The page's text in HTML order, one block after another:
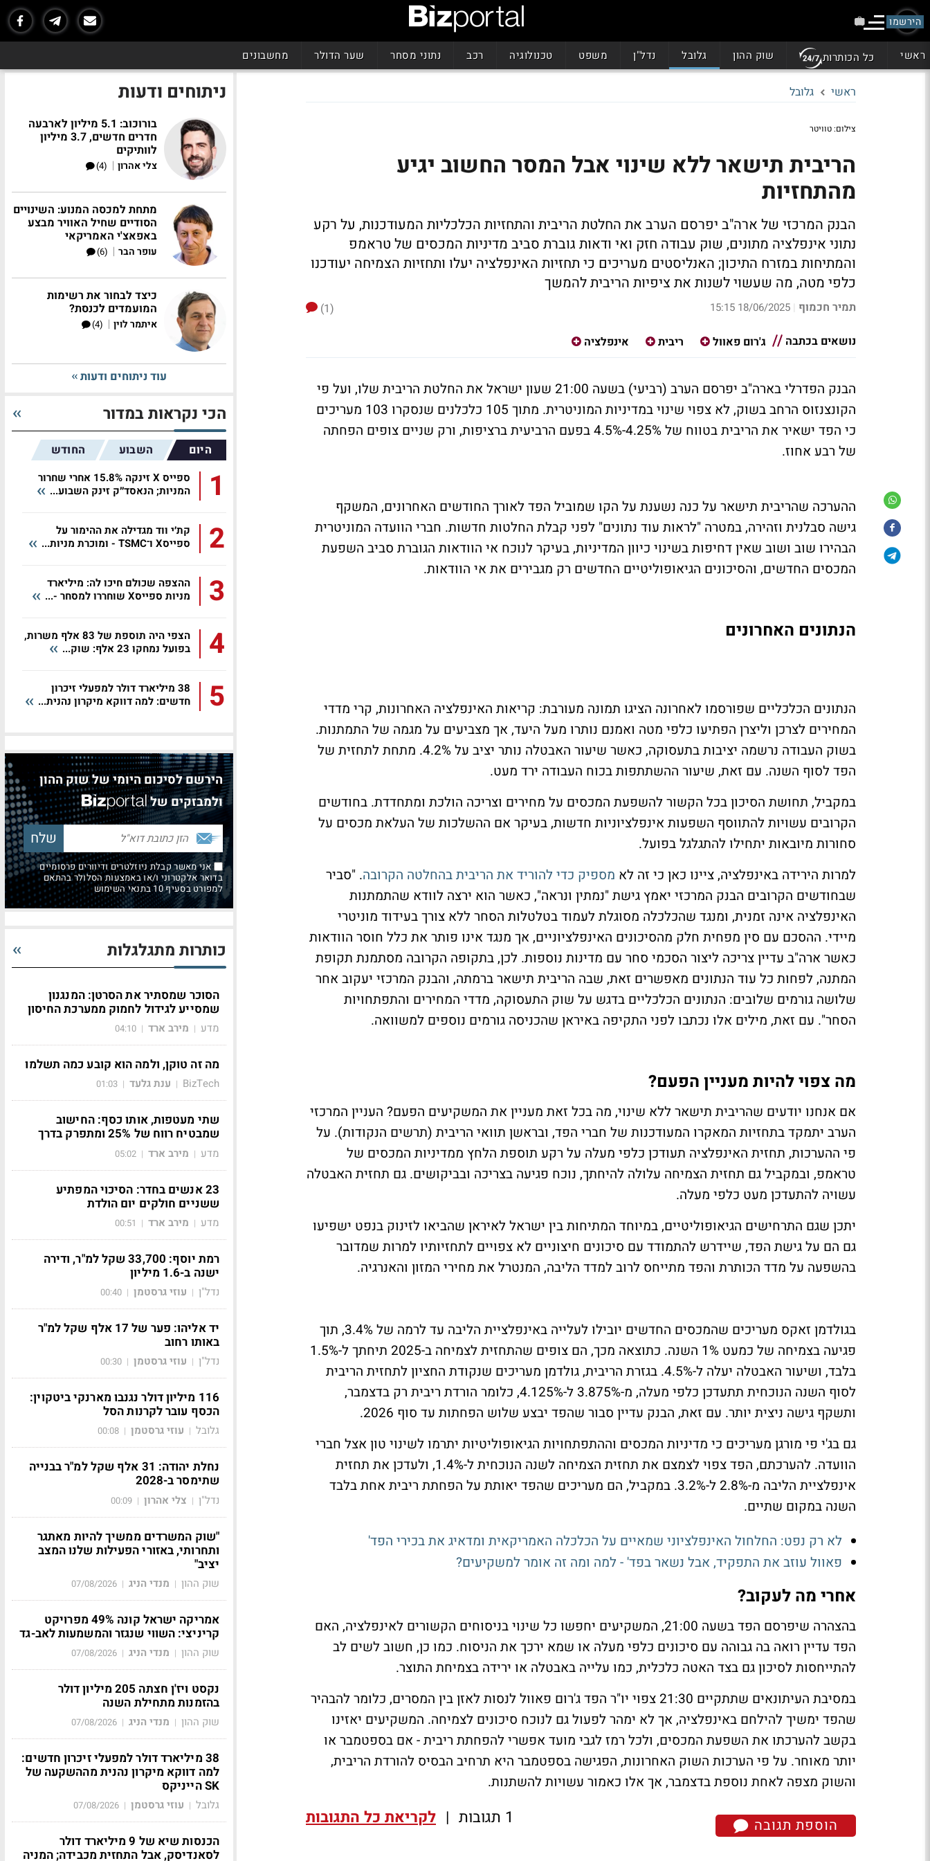
הירשמו
ראשי כל הכותרות שוק ההון גלובל נדל"ן משפט טכנולוגיה רכב נתוני מסחר שער הדולר מחשבונים
ראשי גלובל
צילום: טוויטר
הריבית תישאר ללא שינוי אבל המסר החשוב יגיע
מהתחזיות
הבנק המרכזי של ארה"ב יפרסם הערב את החלטת הריבית והתחזיות הכלכליות המעודכנות, על רקע
נתוני אינפלציה מתונים, שוק עבודה חזק ואי ודאות גוברת סביב מדיניות המכסים של טראמפ
והמתיחות במזרח התיכון; האנליסטים מעריכים כי תחזיות האינפלציה יעלו ותחזיות הצמיחה יעודכנו
כלפי מטה, מה שעשוי לשנות את ציפיות הריבית להמשך
תמיר חכמוף |
18/06/2025 15:15
(1)
נושאים בכתבה
ג'רום פאוול ריבית אינפלציה
הבנק הפדרלי בארה"ב יפרסם הערב (רביעי) בשעה 21:00 שעון ישראל את החלטת הריבית שלו, ועל פי
הקונצנזוס הרחב בשוק, לא צפוי שינוי במדיניות המוניטרית. מתוך 105 כלכלנים שנסקרו 103 מעריכים
כי הפד ישאיר את הריבית בטווח של 4.25%-4.5% בפעם הרביעית ברציפות, ורק שניים צופים הפחתה
של רבע אחוז.
ההערכה שהריבית תישאר על כנה נשענת על הקו שמוביל הפד לאורך החודשים האחרונים, המשקף
גישה סבלנית וזהירה, במטרה "לראות עוד נתונים" לפני קבלת החלטות חדשות. חברי הוועדה המוניטרית
הבהירו שוב ושוב שאין דחיפות בשינוי כיוון המדיניות, בעיקר לנוכח אי הוודאות הגוברת סביב השפעת
המכסים החדשים, והסיכונים הגיאופוליטיים החדשים רק מגבירים את אי הוודאות.
הנתונים האחרונים
הנתונים הכלכליים שפורסמו לאחרונה הציגו תמונה מעורבת: קריאות האינפלציה האחרונות, קרי מדדי
המחירים לצרכן וליצרן הפתיעו כלפי מטה ואמנם נותרו מעל היעד, אך מצביעים על מגמה של התמתנות.
בשוק העבודה נרשמה יציבות בתעסוקה, כאשר שיעור האבטלה נותר יציב על 4.2%. מתחת לתחזית של
הפד לסוף השנה. עם זאת, שיעור ההשתתפות בכוח העבודה ירד מעט.
במקביל, תחושת הסיכון בכל הקשור להשפעת המכסים על מחירים וצריכה הולכת ומתחדדת. בחודשים
הקרובים עשויות להתווסף השפעות אינפלציוניות חדשות, בעיקר אם ההשלכות של העלאת מכסים על
סחורות מיובאות יתחילו להתגלגל בפועל.
למרות הירידה באינפלציה, ציינו כאן כי זה לא מספיק כדי להוריד את הריבית בהחלטה הקרובה. "סביר
שבחודשים הקרובים הבנק המרכזי יאמץ גישת "נמתין ונראה", כאשר הוא ירצה לוודא שהתמתנות
האינפלציה אינה זמנית, ומנגד שהכלכלה מסוגלת לעמוד בטלטלות הסחר ללא צורך בעידוד מוניטרי
מיידי. ההסכם עם סין מפחית חלק מהסיכונים האינפלציוניים, אך מנגד אינו פותר את כלל חוסר הוודאות
כאשר ארה"ב עדיין צריכה ליצור הסכמי סחר עם מדינות נוספות. לכן, בתקופה הקרובה מסתמנת תקופת
המתנה, לפחות כל עוד הנתונים מאפשרים זאת, שבה הריבית תישאר ברמתה, והבנק המרכזי יעקוב אחר
שלושה גורמים שלובים: הנתונים הכלכליים בדגש על שוק התעסוקה, מדדי המחירים והתפתחויות
הסחר". עם זאת, מילים אלו נכתבו לפני התקיפה באיראן שהכניסה גורמים נוספים למשוואה.
מה צפוי להיות מעניין הפעם?
אם אנחנו יודעים שהריבית תישאר ללא שינוי, מה בכל זאת מעניין את המשקיעים הפעם? העניין המרכזי
הערב יתמקד בתחזיות המאקרו המעודכנות של חברי הפד, ובראשן תוואי הריבית (תרשים הנקודות). על
פי ההערכות, תחזית האינפלציה תעודכן כלפי מעלה על רקע תוספת הלחץ ממדיניות המכסים של
טראמפ, ובמקביל גם תחזית הצמיחה עלולה להיחתך, נוכח פגיעה בצריכה ובביקושים. גם תחזית האבטלה
עשויה להתעדכן מעט כלפי מעלה.
יתכן שגם התרחישים הגיאופוליטיים, במיוחד המתיחות בין ישראל לאיראן שהביאו לזינוק בנפט ישפיעו
גם הם על גישת הפד, שיידרש להתמודד עם סיכונים חיצוניים לא צפויים לתחזיותיו למרות שמדובר
בהשפעה על מדד הכותרת והפד מתייחס לרוב למדד הליבה, המנטרל את מחירי המזון והאנרגיה.
בגולדמן זאקס מעריכים שהמכסים החדשים יובילו לעלייה באינפלציית הליבה עד לרמה של 3.4%, תוך
פגיעה בצמיחה של כמעט 1% השנה. כתוצאה מכך, הם צופים שהתחזית לצמיחה ב-2025 תיחתך ל-1.5%
בלבד, ושיעור האבטלה יעלה ל-4.5%. בגזרת הריבית, גולדמן מעריכים שנקודת החציון לתחזית הריבית
לסוף השנה הנוכחית תתעדכן כלפי מעלה, מ-3.875% ל-4.125%, כלומר הורדת ריבית רק בדצמבר,
ותשקף גישה ניצית יותר. עם זאת, הבנק עדיין סבור שהפד יבצע שלוש הפחתות עד סוף 2026.
גם בג'י פי מורגן מעריכים כי מדיניות המכסים וההתפתחויות הגיאופוליטיות יתרמו לשינוי טון אצל חברי
הוועדה. להערכתם, הפד צפוי לצמצם את תחזית הצמיחה לשנה הנוכחית ל-1.4%, ולעדכן את תחזית
אינפלציית הליבה מ-2.8% ל-3.2%. במקביל, הם מעריכים שהפד יאותת על הפחתת ריבית אחת בלבד
השנה במקום שתיים.
לא רק נפט: החלחול האינפלציוני שמאיים על הכלכלה האמריקאית ומדאיג את בכירי הפד'
פאוול עוזב את התפקיד, אבל נשאר בפד' - למה ומה זה אומר למשקיעים?
אחרי מה לעקוב?
בהצהרה שיפרסם הפד בשעה 21:00, המשקיעים יחפשו כל שינוי בניסוחים הקשורים לאינפלציה, האם
הפד עדיין רואה בה גבוהה עם סיכונים כלפי מעלה או שמא ירכך את הניסוח. כמו כן, חשוב לשים לב
להתייחסות לסיכון גם בצד האטה כלכלית, כמו עלייה באבטלה או ירידה בצמיחת התוצר.
במסיבת העיתונאים שתתקיים 21:30 צפוי יו"ר הפד ג'רום פאוול לנסות לאזן בין המסרים, כלומר להבהיר
שהפד ימשיך להילחם באינפלציה, אך לא ימהר לפעול גם לנוכח סיכונים לצמיחה. המשקיעים יאזינו
בקשב להערכתו את השפעת המכסים, ולכל רמז לגבי מועד אפשרי להפחתת ריבית - אם בספטמבר או
יותר מאוחר. על פי הערכות השוק האחרונות, הפגישה בספטמבר היא תרחיב הבסיס להורדת הריבית,
והשוק מצפה לאחת נוספת בדצמבר, אך אלו כאמור עשויות להשתנות.
הוספת תגובה 1 תגובות | לקריאת כל התגובות
ניתוחים ודעות
בורוכוב: 5.1 מיליון לארבעה
חדרים חדשים, 3.7 מיליון
לוותיקים
צלי אהרון |
(4)
מתחת למכסה המנוע: השינויים
הסודיים שחיל האוויר מבצע
באפאצ'י האמריקאי
עופר הבר |
(6)
כיצד לבחור את רשימות
המועמדים לכנסת?
איתמר לוין |
(4)
עוד ניתוחים ודעות
הכי נקראות במדור
היום השבוע החודש
1
ספייס X זינקה 15.8% אחרי שחרור
המניות; הנאסד״ק זינק השבוע...
2
קת׳י ווד מגדילה את ההימור על
ספייסX ו־TSMC - ומוכרת מניות...
3
ההצפה שכולם חיכו לה: מיליארד
מניות ספייסX שוחררו למסחר -...
4
הצפי היה תוספת של 83 אלף משרות,
בפועל נמחקו 23 אלף: שוק...
5
38 מיליארד דולר למפעלי זיכרון
חדשים: למה דווקא מיקרון נהנית...
הירשם לסיכום היומי של שוק ההון
ולמבזקים של
אני מאשר קבלת ניוזלטרים ודיוורים פרסומיים
בדואר אלקטרוני ו/או באמצעות הסלולר בהתאם
למפורט בסעיף 10 בתנאי השימוש
כותרות מתגלגלות
הסוכר שמסתיר את הסרטן: המנגנון
שמסייע לגידול לחמוק ממערכת החיסון
מדע | מירב ארד |
04:10
מה זה טוקן, ולמה הוא קובע כמה תשלמו
BizTech
| ענת גלעד |
01:03
שתי מעטפות, אותו כסף: החישוב
שמבטיח רווח של 25% ומתפרק בדרך
מדע | מירב ארד |
05:02
23 אנשים בחדר: הסיכוי המפתיע
ששניים חולקים יום הולדת
מדע | מירב ארד |
00:51
רמת יוסף: 33,700 שקל למ"ר, ודירה
ישנה ב-1.6 מיליון
נדל"ן | עוזי גרסטמן |
00:40
יד אליהו: פער של 17 אלף שקל למ"ר
באותו רחוב
נדל"ן | עוזי גרסטמן |
00:30
116 מיליון דולר נגנבו מארנקי ביטקוין:
הכסף עובר לקרנות הסל
גלובל | עוזי גרסטמן |
00:08
נחלת יהודה: 31 אלף שקל למ"ר בבנייה
שתימסר ב-2028
נדל"ן | צלי אהרון |
00:09
"שוק המשרדים ממשיך להיות מאתגר
ותחרותי, באזורי הפעילות שלנו המצב
יציב"
שוק ההון | מנדי הניג |
07/08/2026
אמריקה ישראל קונה 49% מפרויקט
קריניצי: השווי שנגזר והמשמעות לאב-גד
שוק ההון | מנדי הניג |
07/08/2026
נקסט ויז'ן חצתה 205 מיליון דולר
בהזמנות מתחילת השנה
שוק ההון | מנדי הניג |
07/08/2026
38 מיליארד דולר למפעלי זיכרון חדשים:
למה דווקא מיקרון נהנית מההשקעה של
SK הייניקס
גלובל | עוזי גרסטמן |
07/08/2026
הכנסות שיא של 9 מיליארד דולר
לסאנדיסק, אבל התחזית מכבידה; המניה